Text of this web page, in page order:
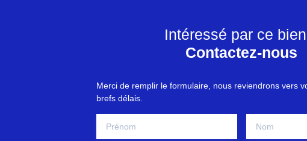
Intéressé par ce
Contactez-nous
Merci de remplir le formulaire, nous reviendrons vers
brefs délais.
Prénom Nom